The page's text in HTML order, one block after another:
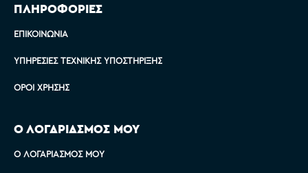
ΠΛΗΡΟΦΟΡΙΕΣ
ΕΠΙΚΟΙΝΩΝΊΑ
ΥΠΗΡΕΣΊΕΣ ΤΕΧΝΙΚΉΣ ΥΠΟΣΤΉΡΙΞΗΣ
ΌΡΟΙ ΧΡΉΣΗΣ
Ο ΛΟΓΑΡΙΑΣΜΟΣ ΜΟΥ
Ο ΛΟΓΑΡΙΑΣΜΌΣ ΜΟΥ